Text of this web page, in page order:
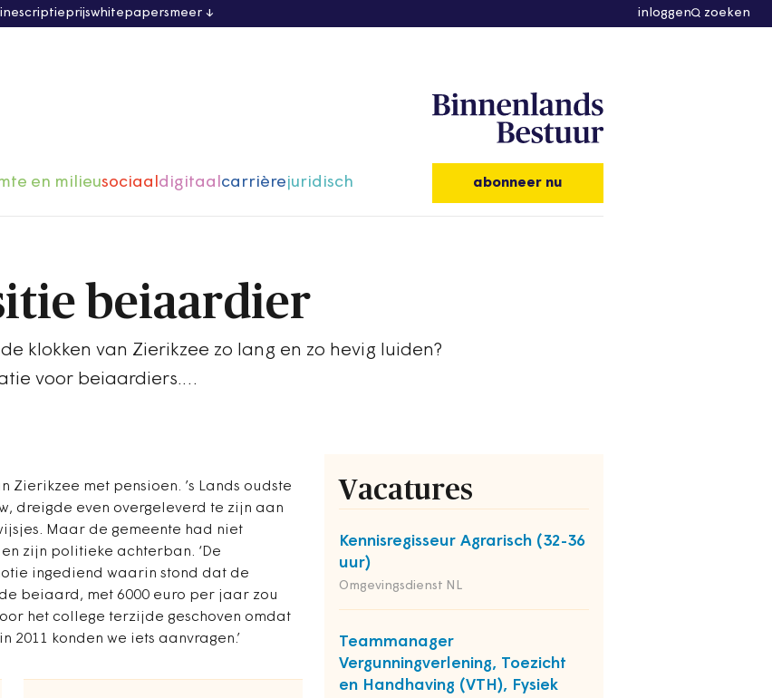
scriptieprijswhitepapersmeer inloggen zoeken
en milieusociaaldigitaalcarrièrejuridisch abonneer nu
beiaardier
klokken van Zierikzee zo lang en zo hevig luiden?
voor beiaardiers.…
met pensioen. ’s Lands oudste
dreigde even overgeleverd te zijn aan
Maar de gemeente had niet
zijn politieke achterban. ‘De
ingediend waarin stond dat de
beiaard, met 6000 euro per jaar zou
het college terzijde geschoven omdat
2011 konden we iets aanvragen.’
Vacatures
Kennisregisseur Agrarisch (32-36
uur)
Omgevingsdienst NL
Teammanager
Vergunningverlening, Toezicht
en Handhaving (VTH), Fysiek